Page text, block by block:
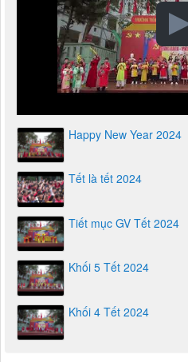
Happy New Year 2024
Tết là tết 2024
Tiết mục GV Tết 2024
Khối 5 Tết 2024
Khối 4 Tết 2024